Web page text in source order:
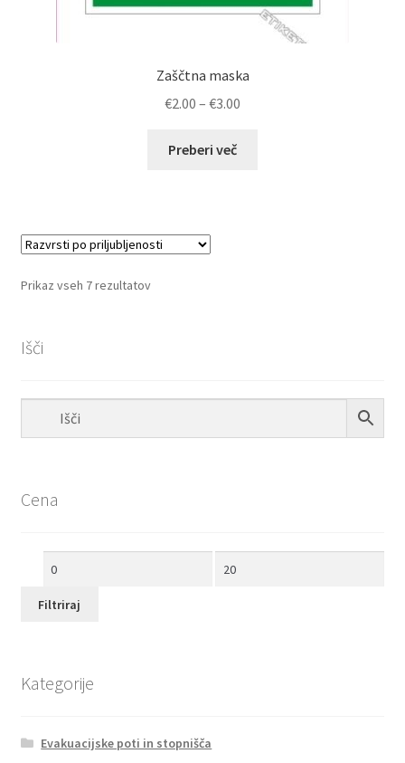
Zaščtna maska
€2.00 – €3.00
Preberi več
Prikaz vseh 7 rezultatovRazvrščeno
Išči
Cena
Min
Max
Filtriraj
Kategorije
Evakuacijske poti in stopnišča